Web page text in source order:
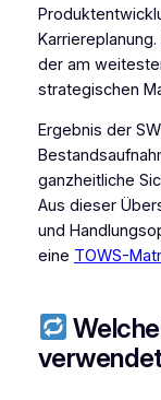
der am
strategischen
Ergebnis der
ganzheitliche
Aus dieser
und
eine TOWS-